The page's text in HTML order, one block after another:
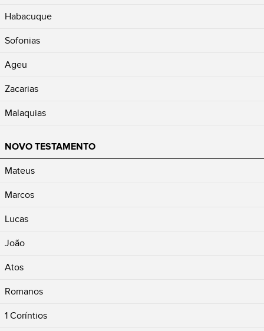
Habacuque
Sofonias
Ageu
Zacarias
Malaquias
NOVO TESTAMENTO
Mateus
Marcos
Lucas
João
Atos
Romanos
1 Coríntios